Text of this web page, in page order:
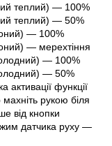
теплий) — 100%
теплий) — 50%
— 100%
— мерехтіння
— 100%
— 50%
активації функції
махніть рукою біля
від кнопки
датчика руху —